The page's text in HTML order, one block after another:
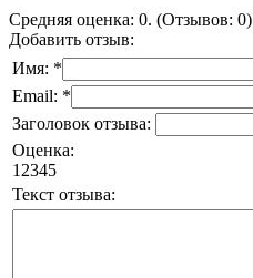
Средняя оценка: 0. (Отзывов: 0)
Добавить отзыв:
Имя: *
Email: *
Заголовок отзыва:
Оценка:
1 2345
Текст отзыва: